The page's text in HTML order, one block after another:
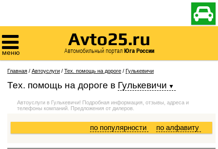


меню
Avto25.ru
Автомобильный порталЮга России
Главная / Автоуслуги / Тех. помощь на дороге / Гулькевичи
Тех. помощь на дороге в Гулькевичи
Автоуслуги в Гулькевичи! Подробная информация, отзывы, адреса и
телефоны компаний. Предложения от дилеров.
по алфавиту
по популярности